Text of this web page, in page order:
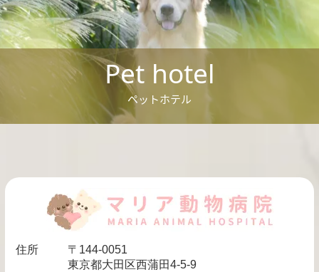
Pet hotel
ペットホテル
住所
〒144-0051
東京都大田区西蒲田4-5-9